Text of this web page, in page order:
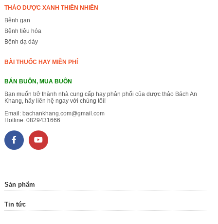
THẢO DƯỢC XANH THIÊN NHIÊN
Bệnh gan
Bệnh tiêu hóa
Bệnh dạ dày
BÀI THUỐC HAY MIỄN PHÍ
BÁN BUÔN, MUA BUÔN
Bạn muốn trở thành nhà cung cấp hay phân phối của dược thảo Bách An
Khang, hãy liên hệ ngay với chúng tôi!
Email: bachankhang.com@gmail.com
Hotline: 0829431666
Sản phẩm
Tin tức